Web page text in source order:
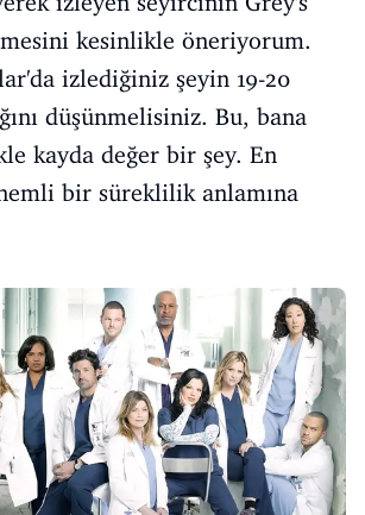
kesinlikle öneriyorum.
izlediğiniz şeyin 19-20
düşünmelisiniz. Bu, bana
kayda değer bir şey. En
bir süreklilik anlamına